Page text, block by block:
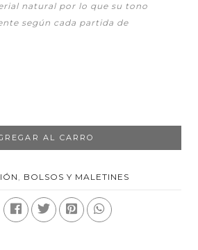
natural por lo que su tono
según cada partida de
AL CARRO
, BOLSOS Y MALETINES